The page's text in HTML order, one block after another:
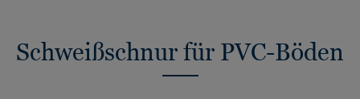
Schweißschnur für PVC-Böden